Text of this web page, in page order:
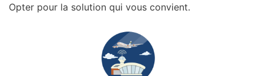
Opter pour la solution qui vous convient.